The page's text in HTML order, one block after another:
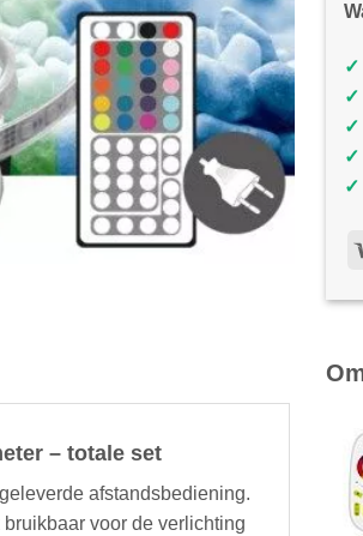
✓
✓
✓
✓
✓
– totale set
afstandsbediening.
voor de verlichting